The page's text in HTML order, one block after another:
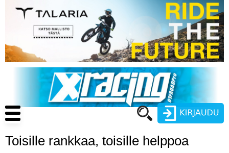
pääsisältöön
Käyttäjätunnus
Main
navigation
Toisille rankkaa, toisille helppoa